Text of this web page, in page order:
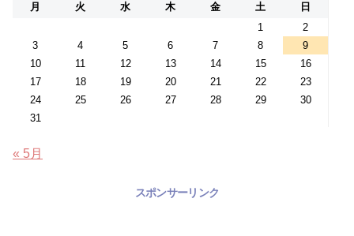
月 火 水 木 金 土
日
1
2
3
4 5 6 7 8
9
10
11 12 13 14 15
16
17
18 19 20 21 22
23
24
25 26 27 28 29
30
31
« 5月
スポンサーリンク